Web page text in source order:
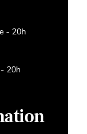
- 20h
20h